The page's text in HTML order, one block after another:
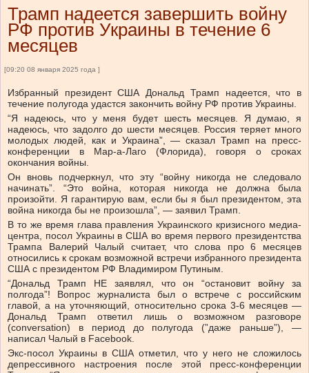
Трамп надеется завершить войну
РФ против Украины в течение 6
месяцев
[09:20 08 января 2025 года ]
Избранный президент США Дональд Трамп надеется, что в
течение полугода удастся закончить войну РФ против Украины.
“Я надеюсь, что у меня будет шесть месяцев. Я думаю, я
надеюсь, что задолго до шести месяцев. Россия теряет много
молодых людей, как и Украина”, — сказал Трамп на пресс-
конференции в Мар-а-Лаго (Флорида), говоря о сроках
окончания войны.
Он вновь подчеркнул, что эту “войну никогда не следовало
начинать”. “Это война, которая никогда не должна была
произойти. Я гарантирую вам, если бы я был президентом, эта
война никогда бы не произошла”, — заявил Трамп.
В то же время глава правления Украинского кризисного медиа-
центра, посол Украины в США во время первого президентства
Трампа Валерий Чалый считает, что слова про 6 месяцев
относились к срокам возможной встречи избранного президента
США с президентом РФ Владимиром Путиным.
“Дональд Трамп НЕ заявлял, что он “остановит войну за
полгода”! Вопрос журналиста был о встрече с российским
главой, а на уточняющий, относительно срока 3-6 месяцев —
Дональд Трамп ответил лишь о возможном разговоре
(conversation) в период до полугода (”даже раньше”), —
написал Чалый в Facebook.
Экс-посол Украины в США отметил, что у него не сложилось
депрессивного настроения после этой пресс-конференции